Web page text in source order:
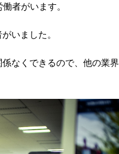
者がいます。
いました。
なくできるので、他の業界